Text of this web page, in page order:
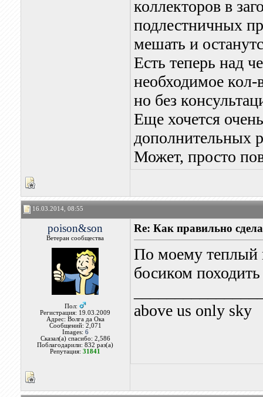
коллекторов в
подлестничных
мешать и
Есть теперь над
необходимое кол-
но без
Еще хочется
дополнительных
Может, просто
16.03.2014, 08:55
poison&son
Ветеран сообщества
Пол:
Регистрация: 19.03.2009
Адрес: Волга да Ока
Сообщений: 2,071
Images: 6
Сказал(а) спасибо: 2,586
Поблагодарили: 832 раз(а)
Репутация:31841
Re: Как правильно
По моему теплый
босиком
above us only sky